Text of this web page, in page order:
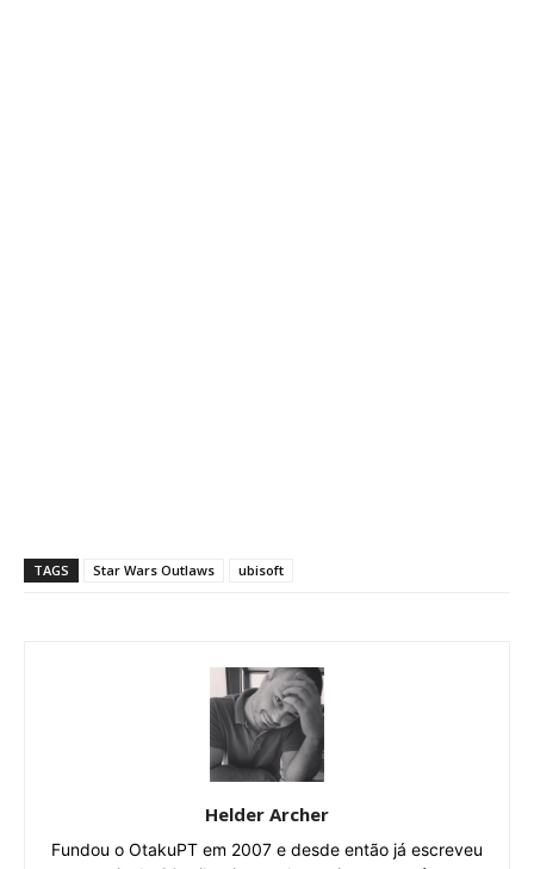
TAGS Star Wars Outlaws ubisoft
Helder Archer
Fundou o OtakuPT em 2007 e desde então já escreveu